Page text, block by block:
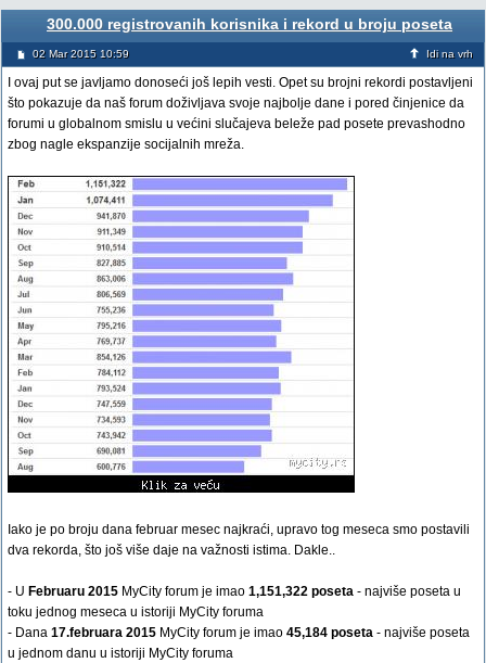
300.000 registrovanih korisnika i rekord u broju poseta
02 Mar 2015 10:59 Idi na vrh
I ovaj put se javljamo donoseći još lepih vesti. Opet su brojni rekordi postavljeni
što pokazuje da naš forum doživljava svoje najbolje dane i pored činjenice da
forumi u globalnom smislu u većini slučajeva beleže pad posete prevashodno
zbog nagle ekspanzije socijalnih mreža.
Iako je po broju dana februar mesec najkraći, upravo tog meseca smo postavili
dva rekorda, što još više daje na važnosti istima. Dakle..
- U Februaru 2015 MyCity forum je imao 1,151,322 poseta - najviše poseta u
toku jednog meseca u istoriji MyCity foruma
- Dana 17.februara 2015 MyCity forum je imao 45,184 poseta - najviše poseta
u jednom danu u istoriji MyCity foruma